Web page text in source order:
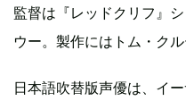
監督は『レッドクリフ』
ウー。製作にはトム・ク
日本語吹替版声優は、イ